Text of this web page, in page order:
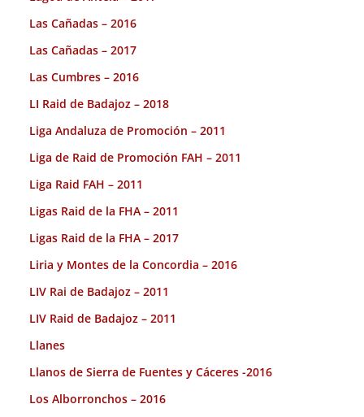
Las Cañadas – 2016
Las Cañadas – 2017
Las Cumbres – 2016
LI Raid de Badajoz – 2018
Liga Andaluza de Promoción – 2011
Liga de Raid de Promoción FAH – 2011
Liga Raid FAH – 2011
Ligas Raid de la FHA – 2011
Ligas Raid de la FHA – 2017
Liria y Montes de la Concordia – 2016
LIV Rai de Badajoz – 2011
LIV Raid de Badajoz – 2011
Llanes
Llanos de Sierra de Fuentes y Cáceres -2016
Los Alborronchos – 2016